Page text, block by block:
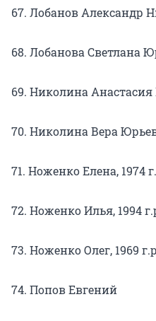
67. Лобанов Александр
68. Лобанова Светлана
69. Николина Анастасия
70. Николина Вера
71. Ноженко Елена, 1974
72. Ноженко Илья, 1994
73. Ноженко Олег, 1969
74. Попов Евгений